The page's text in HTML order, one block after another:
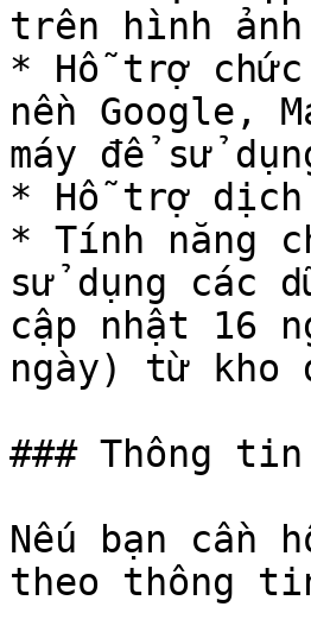
trên hình
* Hỗ trợ chức
nền Google,
máy để sử
* Hỗ trợ dịch
* Tính năng
sử dụng các
cập nhật 16
ngày) từ kho
### Thông
Nếu bạn
theo thông